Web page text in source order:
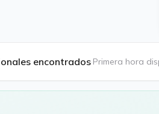
encontrados Primera hora